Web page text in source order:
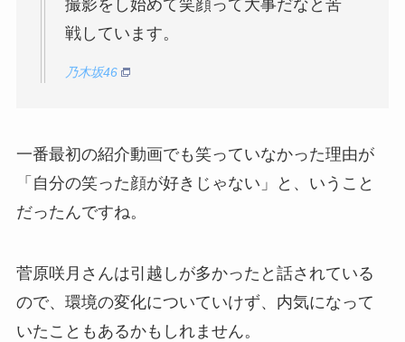
撮影をし始めて笑顔って大事だなと苦
戦しています。
乃木坂46
一番最初の紹介動画でも笑っていなかった理由が
「自分の笑った顔が好きじゃない」と、いうこと
だったんですね。
菅原咲月さんは引越しが多かったと話されている
ので、環境の変化についていけず、内気になって
いたこともあるかもしれません。